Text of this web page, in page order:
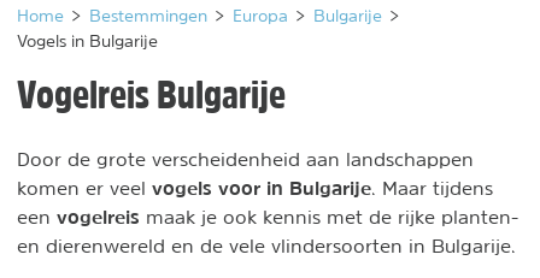
Home > Bestemmingen > Europa > Bulgarije >
Vogels in Bulgarije
Vogelreis Bulgarije
Door de grote verscheidenheid aan landschappen
komen er veel vogels voor in Bulgarije . Maar tijdens
een vogelreis maak je ook kennis met de rijke planten-
en dierenwereld en de vele vlindersoorten in Bulgarije.